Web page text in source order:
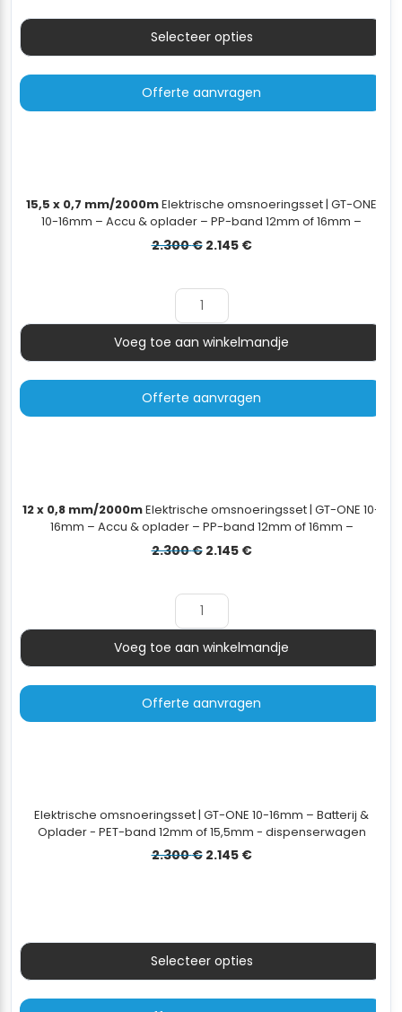
Selecteer opties
Offerte aanvragen
15,5 x 0,7 mm/2000mElektrische omsnoeringsset | GT-ONE
10-16mm – Accu & oplader – PP-band 12mm of 16mm –
dispenserwagen - 16x0,65mm/2000m
2.300€ Oorspronkelijke
2.145 €Huidige
Aantal
Voeg toe aan winkelmandje
Offerte aanvragen
12 x 0,8 mm/2000mElektrische omsnoeringsset | GT-ONE 10-
16mm – Accu & oplader – PP-band 12mm of 16mm –
dispenserwagen - 12x0,8mm/2000m
2.300€ Oorspronkelijke
2.145 €Huidige
Aantal
Voeg toe aan winkelmandje
Offerte aanvragen
Elektrische omsnoeringsset | GT-ONE 10-16mm – Batterij &
Oplader - PET-band 12mm of 15,5mm - dispenserwagen
2.300€ Oorspronkelijke
2.145 €Huidige
Selecteer opties